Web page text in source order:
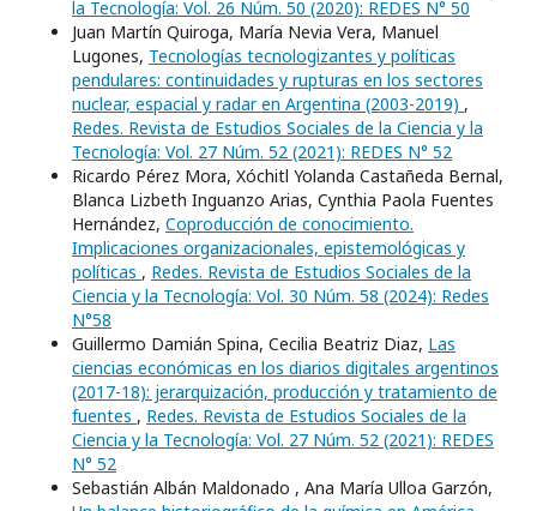
la Tecnología: Vol. 26 Núm. 50 (2020): REDES N° 50
Juan Martín Quiroga, María Nevia Vera, Manuel
Lugones, Tecnologías tecnologizantes y políticas
pendulares: continuidades y rupturas en los sectores
nuclear, espacial y radar en Argentina (2003-2019) ,
Redes. Revista de Estudios Sociales de la Ciencia y la
Tecnología: Vol. 27 Núm. 52 (2021): REDES N° 52
Ricardo Pérez Mora, Xóchitl Yolanda Castañeda Bernal,
Blanca Lizbeth Inguanzo Arias, Cynthia Paola Fuentes
Hernández, Coproducción de conocimiento.
Implicaciones organizacionales, epistemológicas y
políticas , Redes. Revista de Estudios Sociales de la
Ciencia y la Tecnología: Vol. 30 Núm. 58 (2024): Redes
N°58
Guillermo Damián Spina, Cecilia Beatriz Diaz, Las
ciencias económicas en los diarios digitales argentinos
(2017-18): jerarquización, producción y tratamiento de
fuentes , Redes. Revista de Estudios Sociales de la
Ciencia y la Tecnología: Vol. 27 Núm. 52 (2021): REDES
N° 52
Sebastián Albán Maldonado , Ana María Ulloa Garzón,